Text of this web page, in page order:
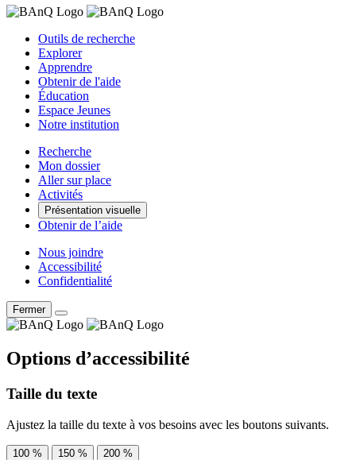
Outils de recherche
Explorer
Apprendre
Obtenir de l'aide
Éducation
Espace Jeunes
Notre institution
Recherche
Mon dossier
Aller sur place
Activités
Présentation visuelle
Obtenir de l’aide
Nous joindre
Accessibilité
Confidentialité
Fermer
Options d’accessibilité
Taille du texte
Ajustez la taille du texte à vos besoins avec les boutons suivants.
100 % 150 % 200 %